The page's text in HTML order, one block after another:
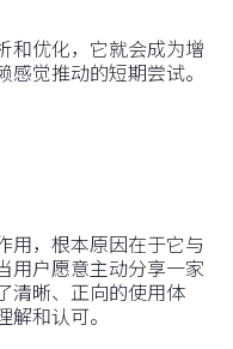
和优化，它就会成为增
觉推动的短期尝试。
用，根本原因在于它与
用户愿意主动分享一家
清晰、正向的使用体
和认可。